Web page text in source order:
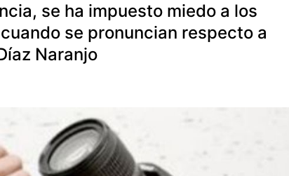
se ha impuesto miedo a los
se pronuncian respecto a
Naranjo